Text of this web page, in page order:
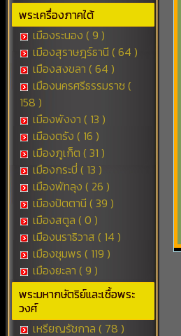
พระเครื่องภาคใต้
เมืองระนอง ( 9 )
เมืองสุราษฎร์ธานี ( 64 )
เมืองสงขลา ( 64 )
เมืองนครศรีธรรมราช (
158 )
เมืองพังงา ( 13 )
เมืองตรัง ( 16 )
เมืองภูเก็ต ( 31 )
เมืองกระบี่ ( 13 )
เมืองพัทลุง ( 26 )
เมืองปัตตานี ( 39 )
เมืองสตูล ( 0 )
เมืองนราธิวาส ( 14 )
เมืองชุมพร ( 119 )
เมืองยะลา ( 9 )
พระมหากษัตริย์และเชื้อพระ
วงศ์
เหรียญรัชกาล ( 78 )